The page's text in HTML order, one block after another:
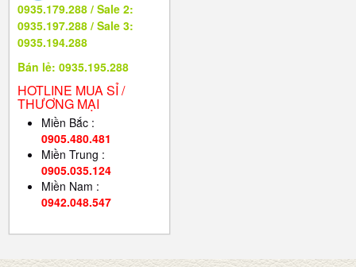
0935.179.288 / Sale 2:
0935.197.288 / Sale 3:
0935.194.288
Bán lẻ: 0935.195.288
HOTLINE MUA SỈ /
THƯƠNG MẠI
Miền Bắc :
0905.480.481
Miền Trung :
0905.035.124
Miền Nam :
0942.048.547